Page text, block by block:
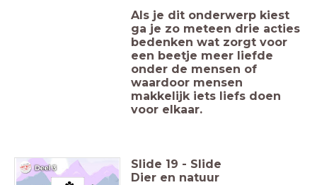
Als je dit onderwerp kiest
ga je zo meteen drie acties
bedenken wat zorgt voor
een beetje meer liefde
onder de mensen of
waardoor mensen
makkelijk iets liefs doen
voor elkaar.
Slide 19 - Slide
Dier en natuur